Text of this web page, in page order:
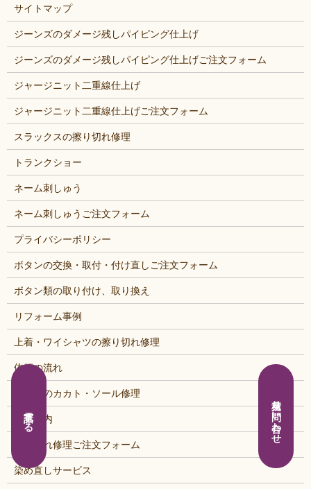
サイトマップ
ジーンズのダメージ残しパイピング仕上げ
ジーンズのダメージ残しパイピング仕上げご注文フォーム
ジャージニット二重線仕上げ
ジャージニット二重線仕上げご注文フォーム
スラックスの擦り切れ修理
トランクショー
ネーム刺しゅう
ネーム刺しゅうご注文フォーム
プライバシーポリシー
ボタンの交換・取付・付け直しご注文フォーム
ボタン類の取り付け、取り換え
リフォーム事例
上着・ワイシャツの擦り切れ修理
依頼の流れ
婦人靴のカカト・ソール修理
店舗案内
擦り切れ修理ご注文フォーム
染め直しサービス
電話する 見積り問い合わせ